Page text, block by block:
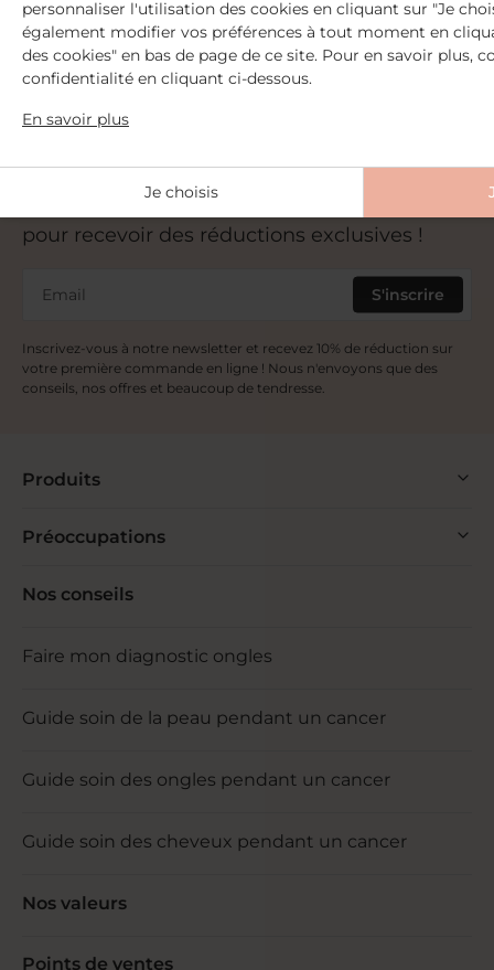
dès 30€ d'achat
+ Livraison offerte
dès 59€ d'achat
Abonnez-vous à notre newsletter
pour recevoir des réductions exclusives !
Email S'inscrire
Inscrivez-vous à notre newsletter et recevez 10% de réduction sur
votre première commande en ligne ! Nous n'envoyons que des
conseils, nos offres et beaucoup de tendresse.
Produits
Préoccupations
Nos conseils
Faire mon diagnostic ongles
Guide soin de la peau pendant un cancer
Guide soin des ongles pendant un cancer
Guide soin des cheveux pendant un cancer
Nos valeurs
Points de ventes
personnaliser l'utilisation des cookies en cliquant sur "Je
également modifier vos préférences à tout moment en
des cookies" en bas de page de ce site. Pour en savoir plus,
confidentialité en cliquant ci-dessous.
En savoir plus
Je choisis